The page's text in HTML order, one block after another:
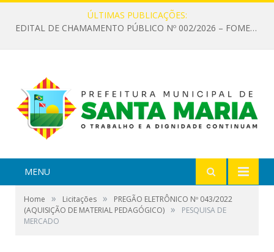
ÚLTIMAS PUBLICAÇÕES:
EDITAL DE CHAMAMENTO PÚBLICO Nº 002/2026 – FOMENTO À EXECUÇÃO DE AÇÕES CULTURAIS
MENU
Home » Licitações »
PREGÃO ELETRÔNICO Nº 043/2022
(AQUISIÇÃO DE MATERIAL PEDAGÓGICO) »
PESQUISA DE
MERCADO